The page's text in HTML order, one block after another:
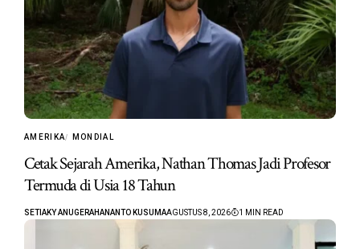
AMERIKA MONDIAL
Cetak Sejarah Amerika, Nathan Thomas Jadi Profesor
Termuda di Usia 18 Tahun
SETIAKY ANUGERAHANANTO KUSUMAAGUSTUS 8, 2026 1 MIN READ